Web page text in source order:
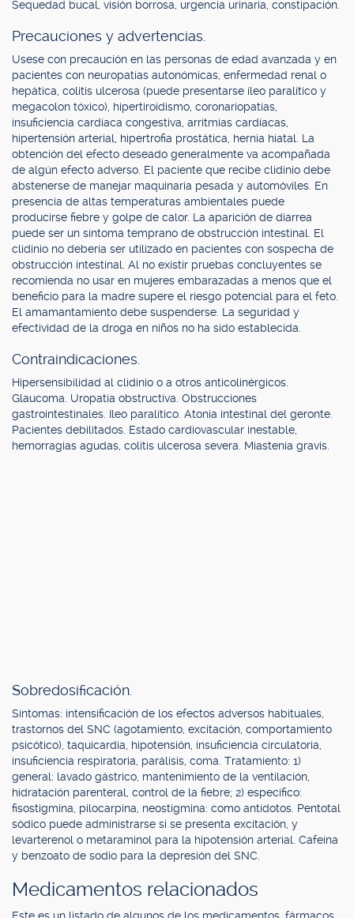
Sequedad bucal, visión borrosa, urgencia urinaria, constipación.
Precauciones y advertencias.
Usese con precaución en las personas de edad avanzada y en
pacientes con neuropatías autonómicas, enfermedad renal o
hepática, colitis ulcerosa (puede presentarse íleo paralítico y
megacolon tóxico), hipertiroidismo, coronariopatías,
insuficiencia cardíaca congestiva, arritmias cardíacas,
hipertensión arterial, hipertrofia prostática, hernia hiatal. La
obtención del efecto deseado generalmente va acompañada
de algún efecto adverso. El paciente que recibe clidinio debe
abstenerse de manejar maquinaria pesada y automóviles. En
presencia de altas temperaturas ambientales puede
producirse fiebre y golpe de calor. La aparición de diarrea
puede ser un síntoma temprano de obstrucción intestinal. El
clidinio no debería ser utilizado en pacientes con sospecha de
obstrucción intestinal. Al no existir pruebas concluyentes se
recomienda no usar en mujeres embarazadas a menos que el
beneficio para la madre supere el riesgo potencial para el feto.
El amamantamiento debe suspenderse. La seguridad y
efectividad de la droga en niños no ha sido establecida.
Contraindicaciones.
Hipersensibilidad al clidinio o a otros anticolinérgicos.
Glaucoma. Uropatía obstructiva. Obstrucciones
gastrointestinales. Ileo paralítico. Atonía intestinal del geronte.
Pacientes debilitados. Estado cardiovascular inestable,
hemorragias agudas, colitis ulcerosa severa. Miastenia gravis.
Sobredosificación.
Síntomas: intensificación de los efectos adversos habituales,
trastornos del SNC (agotamiento, excitación, comportamiento
psicótico), taquicardia, hipotensión, insuficiencia circulatoria,
insuficiencia respiratoria, parálisis, coma. Tratamiento: 1)
general: lavado gástrico, mantenimiento de la ventilación,
hidratación parenteral, control de la fiebre; 2) específico:
fisostigmina, pilocarpina, neostigmina: como antídotos. Pentotal
sódico puede administrarse si se presenta excitación, y
levarterenol o metaraminol para la hipotensión arterial. Cafeína
y benzoato de sodio para la depresión del SNC.
Medicamentos relacionados